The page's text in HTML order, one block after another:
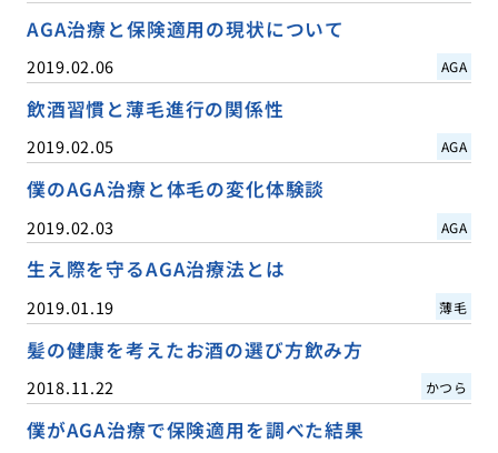
AGA治療と保険適用の現状について
2019.02.06 AGA
飲酒習慣と薄毛進行の関係性
2019.02.05 AGA
僕のAGA治療と体毛の変化体験談
2019.02.03 AGA
生え際を守るAGA治療法とは
2019.01.19 薄毛
髪の健康を考えたお酒の選び方飲み方
2018.11.22 かつら
僕がAGA治療で保険適用を調べた結果